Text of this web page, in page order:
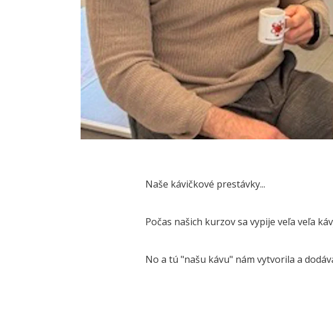
Naše kávičkové prestávky...
Počas našich kurzov sa vypije veľa veľa
No a tú "našu kávu" nám vytvorila a